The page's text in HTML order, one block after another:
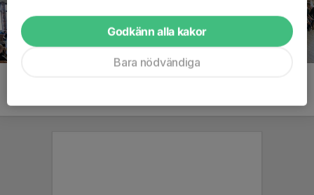
Godkänn alla kakor
Bara nödvändiga